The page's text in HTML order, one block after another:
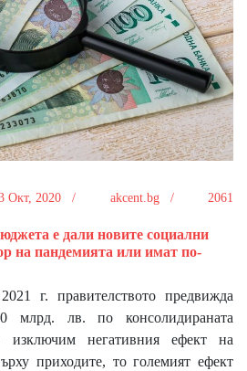
Окт, 2020 / akcent.bg / 2061
е дали новите социални
на пандемията или имат по-
г. правителството предвижда
млрд. лв. по консолидираната
изключим негативния ефект на
приходите, то големият ефект